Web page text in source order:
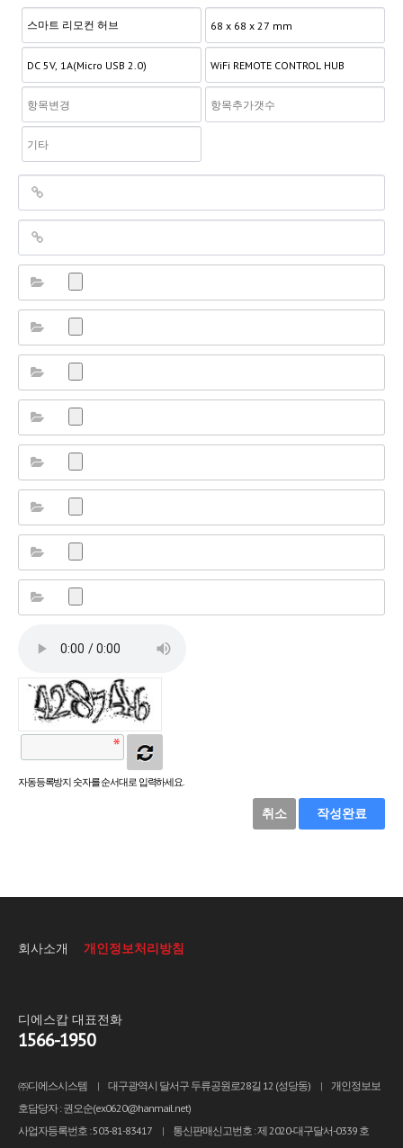
자동등록방지 숫자를 순서대로 입력하세요.
취소 작성완료
회사소개 개인정보처리방침
㈜디에스시스템 | 대구광역시 달서구 두류공원로28길 12 (성당동) |
개인정보보
호담당자 : 권오순(ex0620@hanmail.net)
사업자등록번호 : 503-81-83417
|
통신판매신고번호 : 제 2020-대구달서-0339 호
디에스캅 대표전화
1566-1950